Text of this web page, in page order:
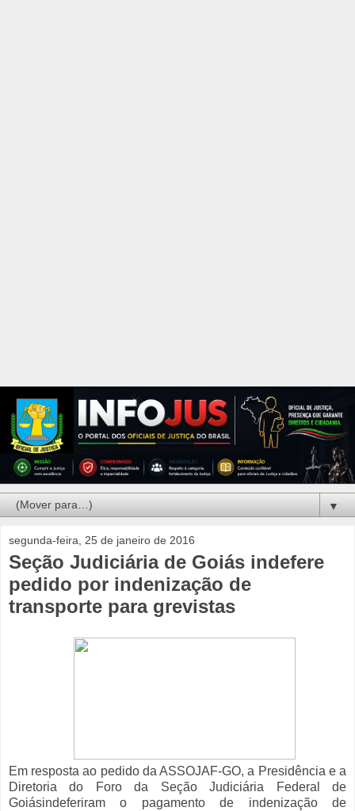
▼
segunda-feira, 25 de janeiro de 2016
Seção Judiciária de Goiás indefere
pedido por indenização de
transporte para grevistas
Em resposta ao pedido da ASSOJAF-GO, a Presidência e a
Diretoria do Foro da Seção Judiciária Federal de
Goiásindeferiram o pagamento de indenização de